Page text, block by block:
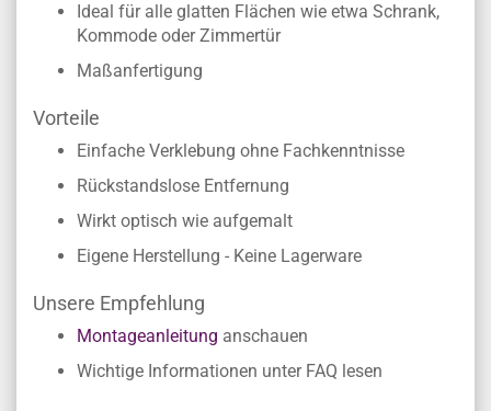
Ideal für alle glatten Flächen wie etwa Schrank,
Kommode oder Zimmertür
Maßanfertigung
Vorteile
Einfache Verklebung ohne Fachkenntnisse
Rückstandslose Entfernung
Wirkt optisch wie aufgemalt
Eigene Herstellung - Keine Lagerware
Unsere Empfehlung
Montageanleitung anschauen
Wichtige Informationen unter FAQ lesen